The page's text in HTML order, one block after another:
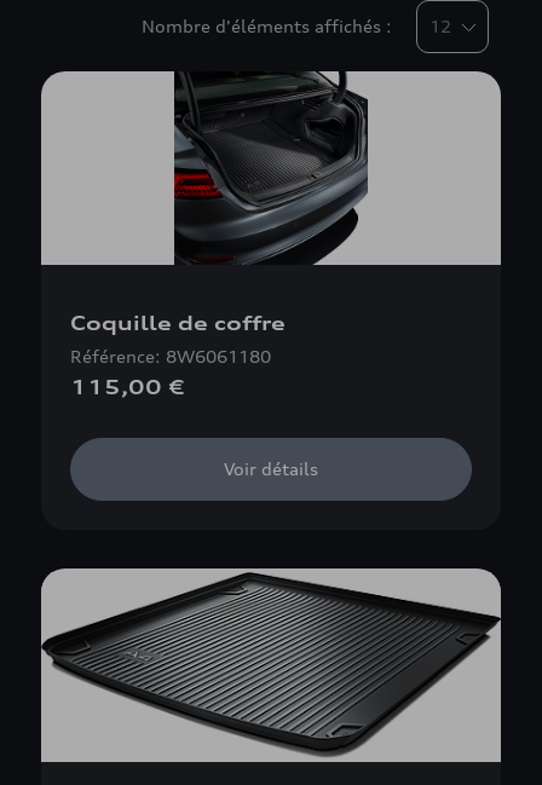
Nombre d'éléments affichés :
Coquille de coffre
Référence: 8W6061180
115,00 €
Voir détails